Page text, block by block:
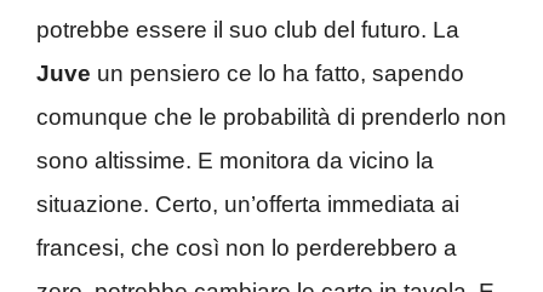
potrebbe essere il suo club del futuro. La
Juve un pensiero ce lo ha fatto, sapendo
comunque che le probabilità di prenderlo non
sono altissime. E monitora da vicino la
situazione. Certo, un’offerta immediata ai
francesi, che così non lo perderebbero a